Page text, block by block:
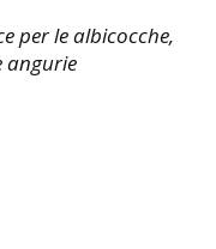
per le albicocche,
angurie